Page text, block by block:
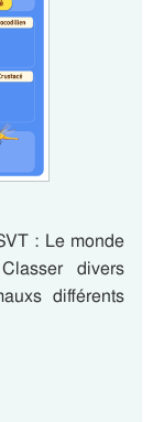
: Le monde
divers
différents